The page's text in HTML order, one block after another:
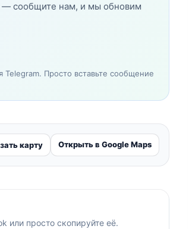
— сообщите нам, и мы обновим
Telegram. Просто вставьте сообщение
карту Открыть в Google Maps
или просто скопируйте её.